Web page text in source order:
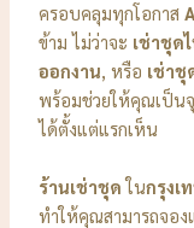
ครอบคลุมทุกโอกาส
ข้าม ไม่ว่าจะ เช่าชุด
ออกงาน, หรือ เช่าชุ
พร้อมช่วยให้คุณเป็น
ได้ตั้งแต่แรกเห็น
ร้านเช่าชุดในกรุงเ
ทำให้คุณสามารถจอง